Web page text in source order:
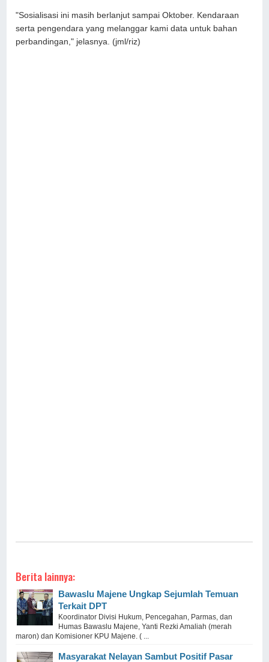
"Sosialisasi ini masih berlanjut sampai Oktober. Kendaraan
serta pengendara yang melanggar kami data untuk bahan
perbandingan," jelasnya. (jml/riz)
Berita lainnya:
Bawaslu Majene Ungkap Sejumlah Temuan
Terkait DPT
Koordinator Divisi Hukum, Pencegahan, Parmas, dan
Humas Bawaslu Majene, Yanti Rezki Amaliah (merah
maron) dan Komisioner KPU Majene. ( ...
Masyarakat Nelayan Sambut Positif Pasar